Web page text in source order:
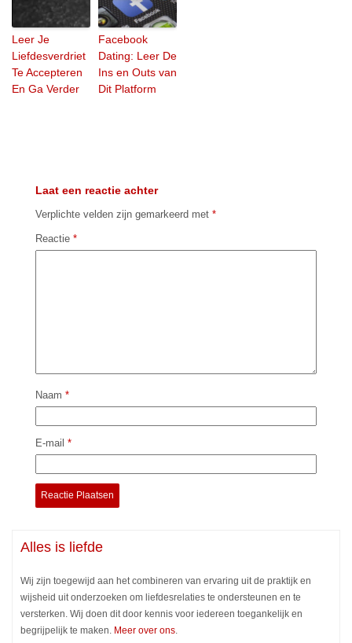
Leer Je
Liefdesverdriet
Te Accepteren
En Ga Verder
Facebook
Dating: Leer De
Ins en Outs van
Dit Platform
Laat een reactie achter
Verplichte velden zijn gemarkeerd met *
Reactie *
Naam *
E-mail *
Alles is liefde
Wij zijn toegewijd aan het combineren van ervaring uit de praktijk en
wijsheid uit onderzoeken om liefdesrelaties te ondersteunen en te
versterken. Wij doen dit door kennis voor iedereen toegankelijk en
begrijpelijk te maken. Meer over ons.